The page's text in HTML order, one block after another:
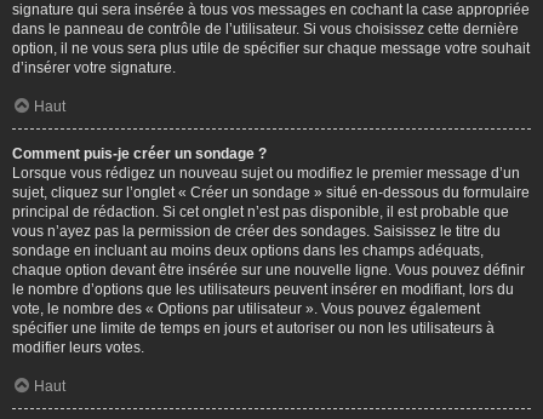
signature qui sera insérée à tous vos messages en cochant la case appropriée
dans le panneau de contrôle de l’utilisateur. Si vous choisissez cette dernière
option, il ne vous sera plus utile de spécifier sur chaque message votre souhait
d’insérer votre signature.
Haut
Comment puis-je créer un sondage ?
Lorsque vous rédigez un nouveau sujet ou modifiez le premier message d’un
sujet, cliquez sur l’onglet « Créer un sondage » situé en-dessous du formulaire
principal de rédaction. Si cet onglet n’est pas disponible, il est probable que
vous n’ayez pas la permission de créer des sondages. Saisissez le titre du
sondage en incluant au moins deux options dans les champs adéquats,
chaque option devant être insérée sur une nouvelle ligne. Vous pouvez définir
le nombre d’options que les utilisateurs peuvent insérer en modifiant, lors du
vote, le nombre des « Options par utilisateur ». Vous pouvez également
spécifier une limite de temps en jours et autoriser ou non les utilisateurs à
modifier leurs votes.
Haut